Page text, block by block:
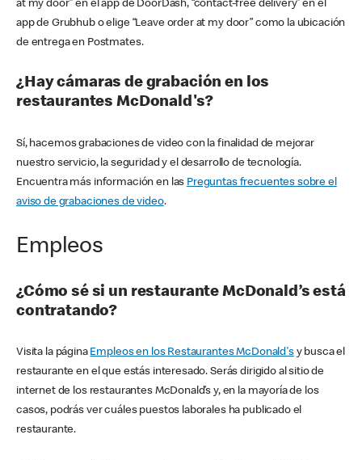
at my door” en el app de DoorDash, “contact-free delivery” en el
app de Grubhub o elige “Leave order at my door” como la ubicación
de entrega en Postmates.
¿Hay cámaras de grabación en los
restaurantes McDonald's?
Sí, hacemos grabaciones de video con la finalidad de mejorar
nuestro servicio, la seguridad y el desarrollo de tecnología.
Encuentra más información en las Preguntas frecuentes sobre el
aviso de grabaciones de video.
Empleos
¿Cómo sé si un restaurante McDonald’s está
contratando?
Visita la página Empleos en los Restaurantes McDonald'sy busca el
restaurante en el que estás interesado. Serás dirigido al sitio de
internet de los restaurantes McDonald’s y, en la mayoría de los
casos, podrás ver cuáles puestos laborales ha publicado el
restaurante.